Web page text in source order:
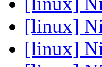
[linux]
[linux]